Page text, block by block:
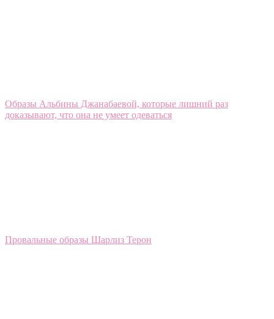
Образы Альбины Джанабаевой, которые лишний раз
доказывают, что она не умеет одеваться
Провальные образы Шарлиз Терон